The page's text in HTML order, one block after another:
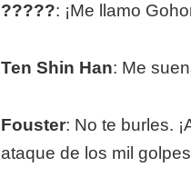
?????: ¡Me llamo
Ten Shin Han: Me
Fouster: No te burles.
ataque de los mil